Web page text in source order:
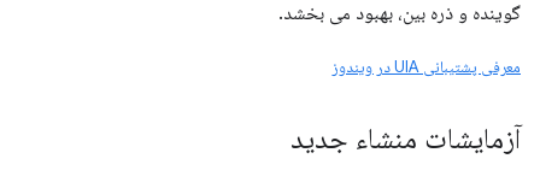
گوینده و ذره بین، بهبود می بخشد.
معرفی پشتیبانی UIA در ویندوز
آزمایشات منشاء جدید